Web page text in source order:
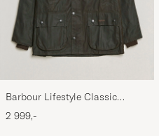
Barbour Lifestyle Classic
Bedale Jacket Olive
2 999,-